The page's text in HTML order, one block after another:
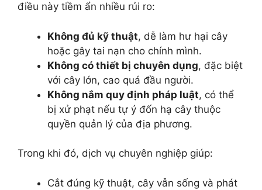
điều này tiềm ẩn nhiều rủi ro:
Không đủ kỹ thuật, dễ làm hư hại cây
hoặc gây tai nạn cho chính mình.
Không có thiết bị chuyên dụng, đặc biệt
với cây lớn, cao quá đầu người.
Không nắm quy định pháp luật, có thể
bị xử phạt nếu tự ý đốn hạ cây thuộc
quyền quản lý của địa phương.
Trong khi đó, dịch vụ chuyên nghiệp giúp:
Cắt đúng kỹ thuật, cây vẫn sống và phát